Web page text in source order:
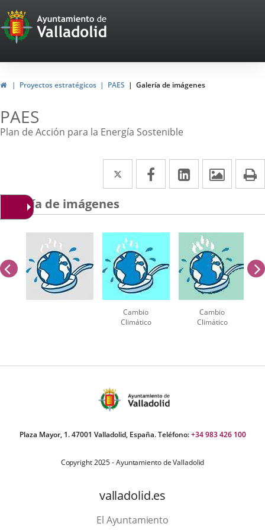
Portal
Web
del
Ayuntamiento
de
Valladolid
InicioProyectos estratégicos PAES Galería de imágenes
PAES
Plan de Acción para la Energía Sostenible
Twitter
Enlace
a
una
aplicación
externa.
Facebook
Enlace
a
una
aplicación
externa.
LinkedIn
Enlace
a
una
aplicación
externa.
Galería de imágenes
Cambio
Climático
Cambio
Climático
anterior
Plaza Mayor, 1. 47001 Valladolid, España. Teléfono:+34 983 426 100
Copyright 2025 - Ayuntamiento de Valladolid
valladolid.es
El Ayuntamiento